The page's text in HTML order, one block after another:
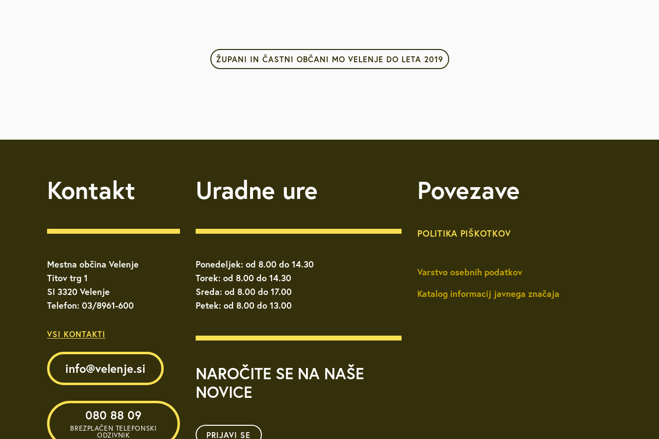
ŽUPANI IN ČASTNI OBČANI MO VELENJE DO LETA 2019
Kontakt
Mestna občina Velenje
Titov trg 1
SI 3320 Velenje
Telefon: 03/8961-600
VSI KONTAKTI
info@velenje.si
080 88 09
BREZPLAČEN TELEFONSKI
ODZIVNIK
Uradne ure
Ponedeljek: od 8.00 do 14.30
Torek: od 8.00 do 14.30
Sreda: od 8.00 do 17.00
Petek: od 8.00 do 13.00
NAROČITE SE NA NAŠE
NOVICE
PRIJAVI SE
Povezave
POLITIKA PIŠKOTKOV
Varstvo osebnih podatkov
Katalog informacij javnega značaja